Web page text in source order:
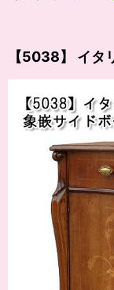
【5038】 イタ